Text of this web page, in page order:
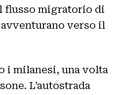
flusso migratorio di
verso il
i milanesi, una volta
L’autostrada